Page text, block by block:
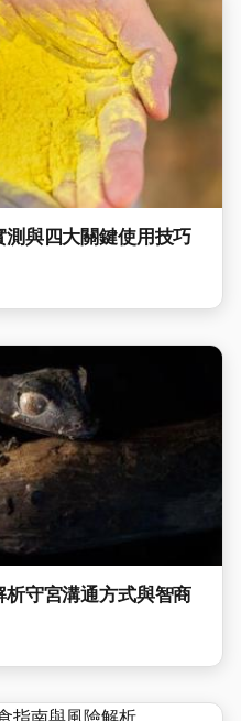
與四大關鍵使用技巧
守宮溝通方式與智商